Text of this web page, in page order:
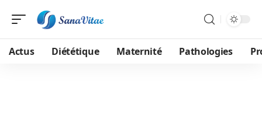
Actus Diététique Maternité Pathologies